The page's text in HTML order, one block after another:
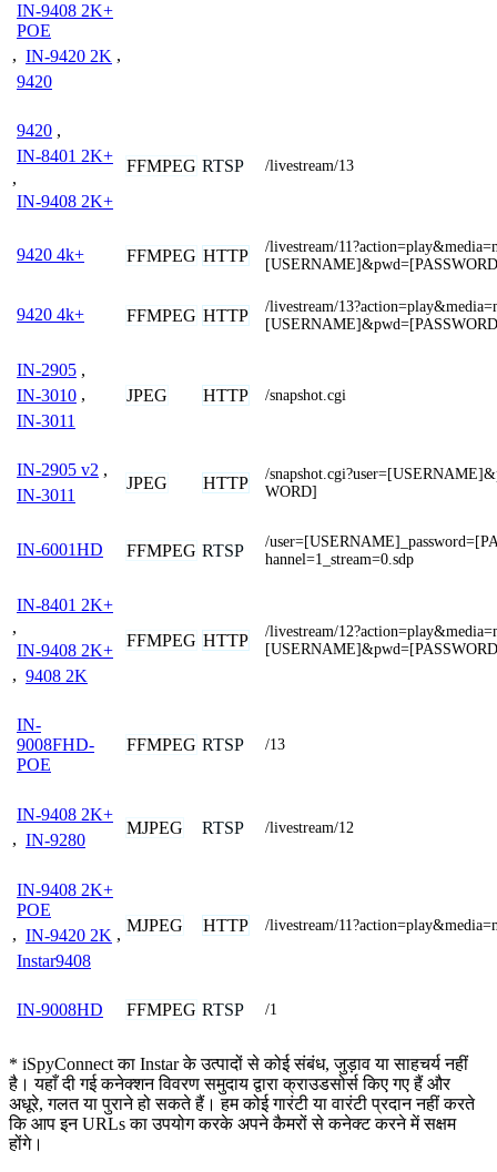
IN-9408 2K+
POE
, IN-9420 2K ,
9420
9420 ,
IN-8401 2K+
,
IN-9408 2K+
FFMPEG RTSP /livestream/13
9420 4k+ FFMPEG HTTP
/livestream/
9420 4k+ FFMPEG HTTP
/livestream/
IN-2905 ,
IN-3010 ,
IN-3011
JPEG HTTP /snapshot.cgi
IN-2905 v2 ,
IN-3011
JPEG HTTP
/
WORD]
IN-6001HD FFMPEG RTSP
/
hannel=1_stream=0.sdp
IN-8401 2K+
,
IN-9408 2K+
, 9408 2K
FFMPEG HTTP
/livestream/
IN-
9008FHD-
POE
FFMPEG RTSP /13
IN-9408 2K+
, IN-9280
MJPEG RTSP /livestream/12
IN-9408 2K+
POE
, IN-9420 2K ,
Instar9408
MJPEG HTTP /livestream/
IN-9008HD FFMPEG RTSP /1
* iSpyConnect का Instar के उत्पादों से कोई संबंध, जुड़ाव या साहचर्य नहीं
है। यहाँ दी गई कनेक्शन विवरण समुदाय द्वारा क्राउडसोर्स किए गए हैं और
अधूरे, गलत या पुराने हो सकते हैं। हम कोई गारंटी या वारंटी प्रदान नहीं करते
कि आप इन URLs का उपयोग करके अपने कैमरों से कनेक्ट करने में सक्षम
होंगे।